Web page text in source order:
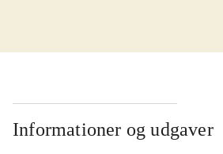
man mente, at alle veje på øen
kilometer rundt ad landets
veje, og den fører forbi 1000
seværdigheder. Forfatteren var
Informationer og udgaver